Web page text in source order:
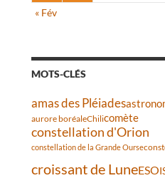
« Fév
MOTS-CLÉS
amas des Pléiades
aurore boréaleChilicomète
constellation d'Orion
constellation de la Grande Ourse
croissant de LuneESO